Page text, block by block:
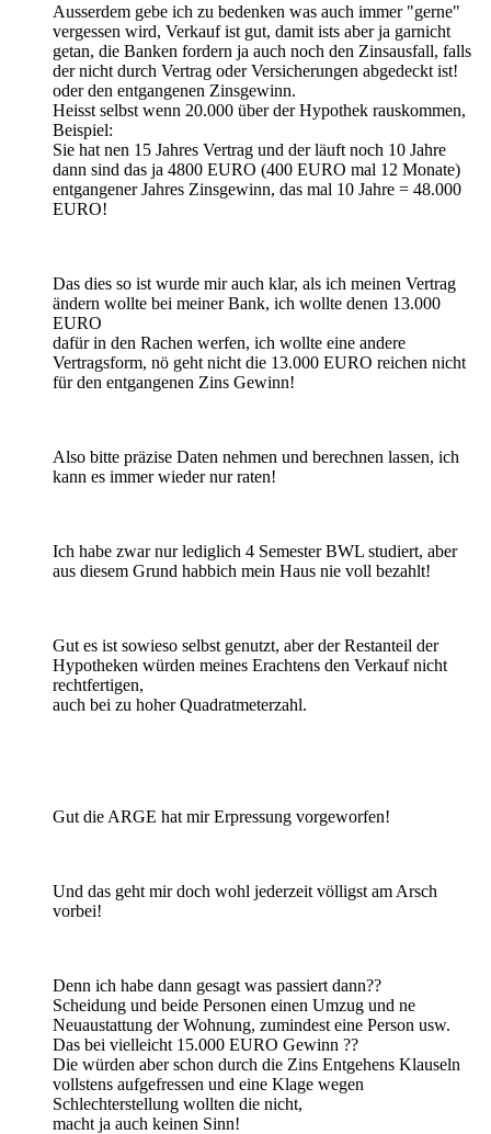
Ausserdem gebe ich zu bedenken was auch immer "gerne"
vergessen wird, Verkauf ist gut, damit ists aber ja garnicht
getan, die Banken fordern ja auch noch den Zinsausfall, falls
der nicht durch Vertrag oder Versicherungen abgedeckt ist!
oder den entgangenen Zinsgewinn.
Heisst selbst wenn 20.000 über der Hypothek rauskommen,
Beispiel:
Sie hat nen 15 Jahres Vertrag und der läuft noch 10 Jahre
dann sind das ja 4800 EURO (400 EURO mal 12 Monate)
entgangener Jahres Zinsgewinn, das mal 10 Jahre = 48.000
EURO!
Das dies so ist wurde mir auch klar, als ich meinen Vertrag
ändern wollte bei meiner Bank, ich wollte denen 13.000
EURO
dafür in den Rachen werfen, ich wollte eine andere
Vertragsform, nö geht nicht die 13.000 EURO reichen nicht
für den entgangenen Zins Gewinn!
Also bitte präzise Daten nehmen und berechnen lassen, ich
kann es immer wieder nur raten!
Ich habe zwar nur lediglich 4 Semester BWL studiert, aber
aus diesem Grund habbich mein Haus nie voll bezahlt!
Gut es ist sowieso selbst genutzt, aber der Restanteil der
Hypotheken würden meines Erachtens den Verkauf nicht
rechtfertigen,
auch bei zu hoher Quadratmeterzahl.
Gut die ARGE hat mir Erpressung vorgeworfen!
Und das geht mir doch wohl jederzeit völligst am Arsch
vorbei!
Denn ich habe dann gesagt was passiert dann??
Scheidung und beide Personen einen Umzug und ne
Neuaustattung der Wohnung, zumindest eine Person usw.
Das bei vielleicht 15.000 EURO Gewinn ??
Die würden aber schon durch die Zins Entgehens Klauseln
vollstens aufgefressen und eine Klage wegen
Schlechterstellung wollten die nicht,
macht ja auch keinen Sinn!